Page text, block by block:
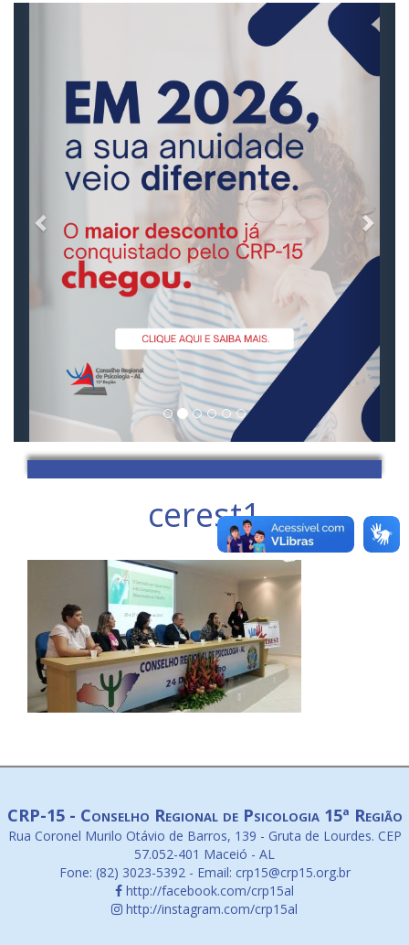
cerest1
CRP-15 - Conselho Regional de Psicologia 15ª Região
Rua Coronel Murilo Otávio de Barros, 139 - Gruta de Lourdes. CEP
57.052-401 Maceió - AL
Fone: (82) 3023-5392 - Email: crp15@crp15.org.br
http://facebook.com/crp15al
http://instagram.com/crp15al